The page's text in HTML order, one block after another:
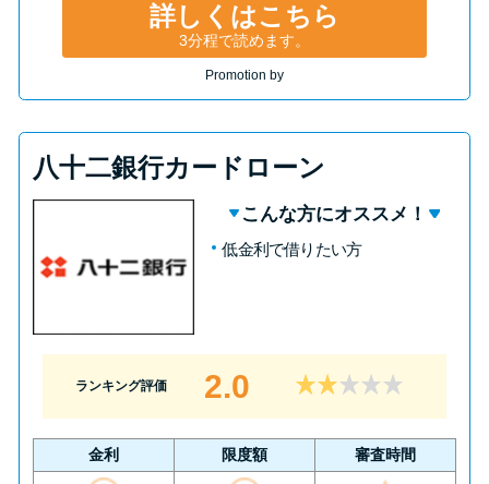
詳しくはこちら
3分程で読めます。
Promotion by
八十二銀行カードローン
こんな方にオススメ！
低金利で借りたい方
ランキング評価 2.0
金利 限度額 審査時間